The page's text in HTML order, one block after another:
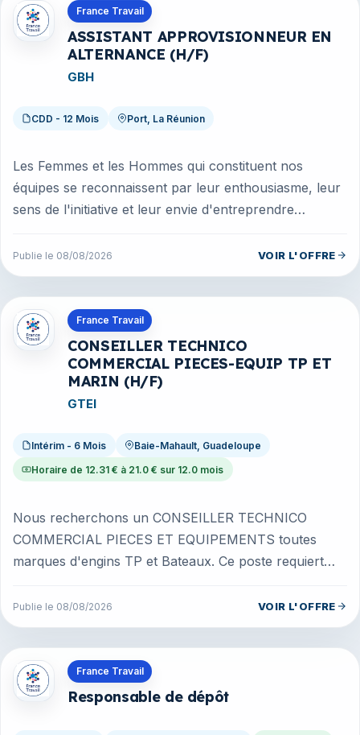
France Travail
ASSISTANT APPROVISIONNEUR EN
ALTERNANCE (H/F)
GBH
CDD - 12 Mois Port, La Réunion
Les Femmes et les Hommes qui constituent nos
équipes se reconnaissent par leur enthousiasme, leur
sens de l'initiative et leur envie d'entreprendre
Publie le 08/08/2026 VOIR L'OFFRE
Offres en La Réunion
France Travail
CONSEILLER TECHNICO
COMMERCIAL PIECES-EQUIP TP ET
MARIN (H/F)
GTEI
Intérim - 6 Mois Baie-Mahault, Guadeloupe
Horaire de 12.31 € à 21.0 € sur 12.0 mois
Nous recherchons un CONSEILLER TECHNICO
COMMERCIAL PIECES ET EQUIPEMENTS toutes
marques d'engins TP et Bateaux. Ce poste requiert
Publie le 08/08/2026 VOIR L'OFFRE
Offres en Guadeloupe
France Travail
Responsable de dépôt
Offres en Martinique